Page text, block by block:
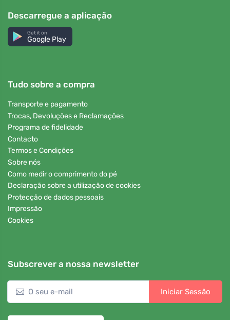
Descarregue a aplicação
Get it on
Google Play
Tudo sobre a compra
Transporte e pagamento
Trocas, Devoluções e Reclamações
Programa de fidelidade
Contacto
Termos e Condições
Sobre nós
Como medir o comprimento do pé
Declaração sobre a utilização de cookies
Protecção de dados pessoais
Impressão
Cookies
Subscrever a nossa newsletter
Iniciar Sessão